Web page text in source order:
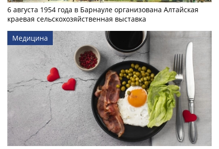
6 августа 1954 года в Барнауле организована Алтайская
краевая сельскохозяйственная выставка
Медицина